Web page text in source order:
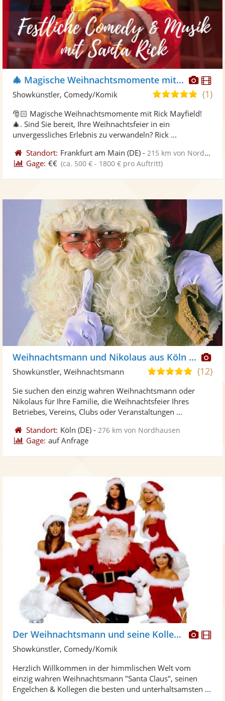
Fotos
🎄 Magische Weihnachtsmomente mit Rick Mayfield 🎅🏻
5,0
5
(1)
Showkünstler, Comedy/Komik
🎅🏻 Magische Weihnachtsmomente mit Rick Mayfield!
🎄. Sind Sie bereit, Ihre Weihnachtsfeier in ein
unvergessliches Erlebnis zu verwandeln? Rick ...
Standort: Frankfurt am Main (DE) - 215 km von Nordhausen
Gage: €€ (ca. 500 € - 1800 € pro Auftritt)
Weihnachtsmann und Nikolaus aus Köln überall hin
5,0
5
(12)
Showkünstler, Weihnachtsmann
Sie suchen den einzig wahren Weihnachtsmann oder
Nikolaus für Ihre Familie, die Weihnachtsfeier Ihres
Betriebes, Vereins, Clubs oder Veranstaltungen ...
Standort: Köln (DE) - 276 km von Nordhausen
Gage: auf Anfrage
Der Weihnachtsmann und seine Kollegen
Showkünstler, Comedy/Komik
Herzlich Willkommen in der himmlischen Welt vom
einzig wahren Weihnachtsmann "Santa Claus", seinen
Engelchen & Kollegen die besten und unterhaltsamsten ...